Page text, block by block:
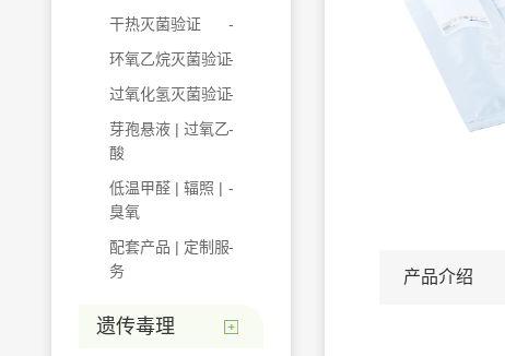
干热灭菌验证
环氧乙烷灭菌验证
过氧化氢灭菌验证
芽孢悬液 | 过氧乙
酸
低温甲醛 | 辐照 |
臭氧
配套产品 | 定制服
务
遗传毒理
产品介绍